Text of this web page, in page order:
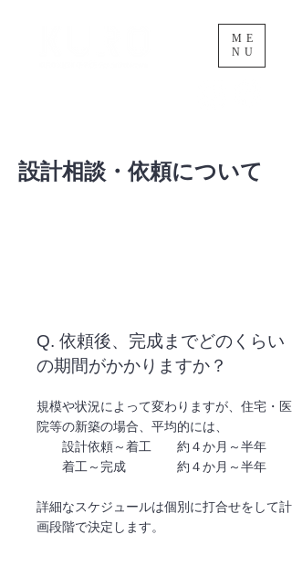
ME
NU
設計相談・依頼について
Q. 依頼後、完成までどのくらい
の期間がかかりますか？
規模や状況によって変わりますが、住宅・医
院等の新築の場合、平均的には、
設計依頼～着工 約４か月～半年
着工～完成 約４か月～半年
​詳細なスケジュールは個別に打合せをして計
画段階で決定します。